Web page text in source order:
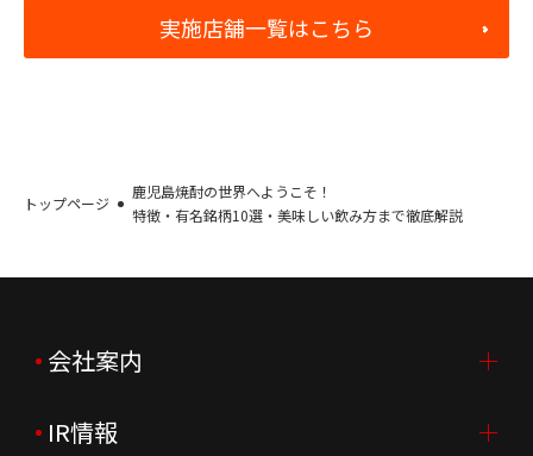
実施店舗一覧はこちら
トップページ
鹿児島焼酎の世界へようこそ！
特徴・有名銘柄10選・美味しい飲み方まで徹底解説
会社案内
会社案内TOP
IR情報